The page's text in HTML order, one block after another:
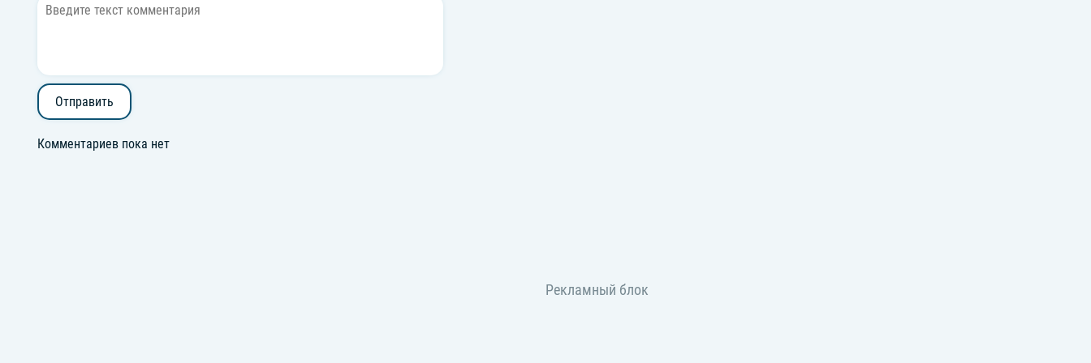
Отправить
Комментариев пока нет